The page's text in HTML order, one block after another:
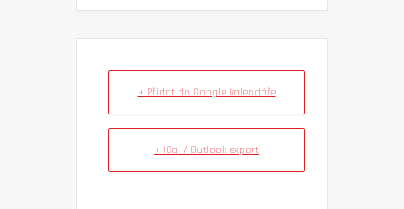
+ Přidat do Google kalendáře
+ iCal / Outlook export